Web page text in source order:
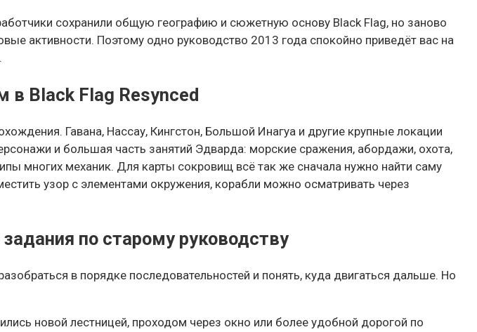
сохранили общую географию и сюжетную основу Black Flag, но заново
активности. Поэтому одно руководство 2013 года спокойно приведёт вас на
в Black Flag Resynced
Гавана, Нассау, Кингстон, Большой Инагуа и другие крупные локации
и большая часть занятий Эдварда: морские сражения, абордажи, охота,
многих механик. Для карты сокровищ всё так же сначала нужно найти саму
узор с элементами окружения, корабли можно осматривать через
по старому руководству
в порядке последовательностей и понять, куда двигаться дальше. Но
новой лестницей, проходом через окно или более удобной дорогой по